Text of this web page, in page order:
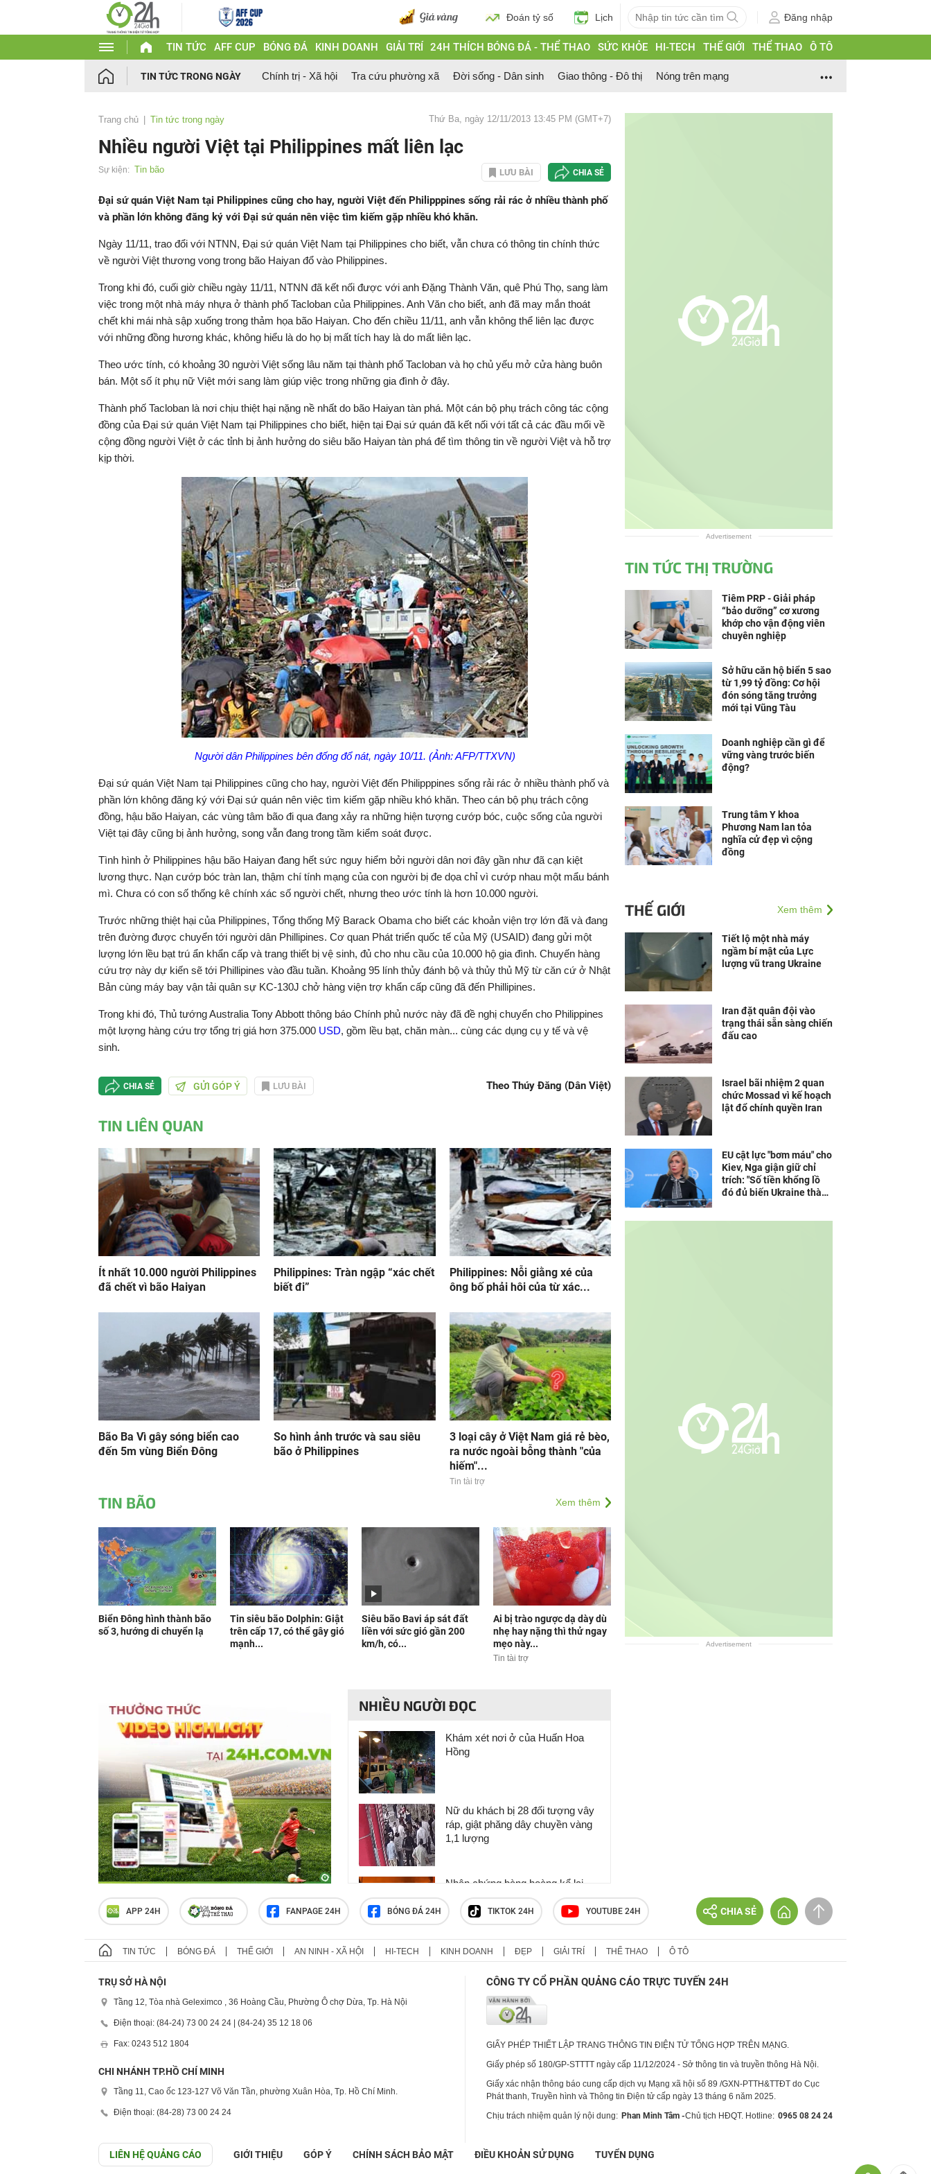
Đoán tỷ số Lịch Đăng nhập
TIN TỨC AFF CUP BÓNG ĐÁ KINH DOANH GIẢI TRÍ 24H THÍCH BÓNG ĐÁ - THỂ THAO SỨC KHỎE HI-TECH THẾ GIỚI THỂ THAO Ô TÔ
TIN TỨC TRONG NGÀY Chính trị - Xã hội Tra cứu phường xã Đời sống - Dân sinh Giao thông - Đô thị Nóng trên mạng
Trang chủ Tin tức trong ngày Thứ Ba, ngày 12/11/2013 13:45 PM (GMT+7)
Nhiều người Việt tại Philippines mất liên lạc
Sự kiện: Tin bão LƯU BÀI CHIA SẺ
Đại sứ quán Việt Nam tại Philippines cũng cho hay, người Việt đến Philipppines sống rải rác ở nhiều thành phố
và phần lớn không đăng ký với Đại sứ quán nên việc tìm kiếm gặp nhiều khó khăn.
Ngày 11/11, trao đổi với NTNN, Đại sứ quán Việt Nam tại Philippines cho biết, vẫn chưa có thông tin chính thức
về người Việt thương vong trong bão Haiyan đổ vào Philippines.
Trong khi đó, cuối giờ chiều ngày 11/11, NTNN đã kết nối được với anh Đặng Thành Văn, quê Phú Thọ, sang làm
việc trong một nhà máy nhựa ở thành phố Tacloban của Philippines. Anh Văn cho biết, anh đã may mắn thoát
chết khi mái nhà sập xuống trong thảm họa bão Haiyan. Cho đến chiều 11/11, anh vẫn không thể liên lạc được
với những đồng hương khác, không hiểu là do họ bị mất tích hay là do mất liên lạc.
Theo ước tính, có khoảng 30 người Việt sống lâu năm tại thành phố Tacloban và họ chủ yếu mở cửa hàng buôn
bán. Một số ít phụ nữ Việt mới sang làm giúp việc trong những gia đình ở đây.
Thành phố Tacloban là nơi chịu thiệt hại nặng nề nhất do bão Haiyan tàn phá. Một cán bộ phụ trách công tác cộng
đồng của Đại sứ quán Việt Nam tại Philippines cho biết, hiện tại Đại sứ quán đã kết nối với tất cả các đầu mối về
cộng đồng người Việt ở các tỉnh bị ảnh hưởng do siêu bão Haiyan tàn phá để tìm thông tin về người Việt và hỗ trợ
kịp thời.
Người dân Philippines bên đống đổ nát, ngày 10/11. (Ảnh: AFP/TTXVN)
Đại sứ quán Việt Nam tại Philippines cũng cho hay, người Việt đến Philipppines sống rải rác ở nhiều thành phố và
phần lớn không đăng ký với Đại sứ quán nên việc tìm kiếm gặp nhiều khó khăn. Theo cán bộ phụ trách cộng
đồng, hậu bão Haiyan, các vùng tâm bão đi qua đang xảy ra những hiện tượng cướp bóc, cuộc sống của người
Việt tại đây cũng bị ảnh hưởng, song vẫn đang trong tầm kiểm soát được.
Tình hình ở Philippines hậu bão Haiyan đang hết sức nguy hiểm bởi người dân nơi đây gần như đã cạn kiệt
lương thực. Nạn cướp bóc tràn lan, thậm chí tính mạng của con người bị đe dọa chỉ vì cướp nhau một mẩu bánh
mì. Chưa có con số thống kê chính xác số người chết, nhưng theo ước tính là hơn 10.000 người.
Trước những thiệt hại của Philippines, Tổng thống Mỹ Barack Obama cho biết các khoản viện trợ lớn đã và đang
trên đường được chuyển tới người dân Phillipines. Cơ quan Phát triển quốc tế của Mỹ (USAID) đang gửi một
lượng lớn lều bạt trú ẩn khẩn cấp và trang thiết bị vệ sinh, đủ cho nhu cầu của 10.000 hộ gia đình. Chuyến hàng
cứu trợ này dự kiến sẽ tới Phillipines vào đầu tuần. Khoảng 95 lính thủy đánh bộ và thủy thủ Mỹ từ căn cứ ở Nhật
Bản cùng máy bay vận tải quân sự KC-130J chở hàng viện trợ khẩn cấp cũng đã đến Phillipines.
Trong khi đó, Thủ tướng Australia Tony Abbott thông báo Chính phủ nước này đã đề nghị chuyển cho Philippines
một lượng hàng cứu trợ tổng trị giá hơn 375.000 USD, gồm lều bạt, chăn màn... cùng các dụng cụ y tế và vệ
sinh.
CHIA SẺ GỬI GÓP Ý LƯU BÀI Theo Thúy Đăng (Dân Việt)
TIN LIÊN QUAN
Ít nhất 10.000 người Philippines
đã chết vì bão Haiyan
Philippines: Tràn ngập “xác chết
biết đi”
Philippines: Nỗi giằng xé của
ông bố phải hôi của từ xác...
Bão Ba Vì gây sóng biển cao
đến 5m vùng Biển Đông
So hình ảnh trước và sau siêu
bão ở Philippines
3 loại cây ở Việt Nam giá rẻ bèo,
ra nước ngoài bỗng thành "của
hiếm"...
Tin tài trợ
TIN BÃO Xem thêm
Biển Đông hình thành bão
số 3, hướng di chuyển lạ
Tin siêu bão Dolphin: Giật
trên cấp 17, có thể gây gió
mạnh...
Siêu bão Bavi áp sát đất
liền với sức gió gần 200
km/h, có...
Ai bị trào ngược dạ dày dù
nhẹ hay nặng thì thử ngay
mẹo này...
Tin tài trợ
NHIỀU NGƯỜI ĐỌC
Khám xét nơi ở của Huấn Hoa
Hồng
Nữ du khách bị 28 đối tượng vây
ráp, giật phăng dây chuyền vàng
1,1 lượng
Nhân chứng bàng hoàng kể lại
khoảnh khắc chợ Biên Hòa bốc
cháy
Huấn Hoa Hồng sở hữu hệ sinh
khiến nhiều người choáng ngợp
Advertisement
TIN TỨC THỊ TRƯỜNG
Tiêm PRP - Giải pháp
“bảo dưỡng” cơ xương
khớp cho vận động viên
chuyên nghiệp
Sở hữu căn hộ biển 5 sao
từ 1,99 tỷ đồng: Cơ hội
đón sóng tăng trưởng
mới tại Vũng Tàu
Doanh nghiệp cần gì để
vững vàng trước biến
động?
Trung tâm Y khoa
Phương Nam lan tỏa
nghĩa cử đẹp vì cộng
đồng
THẾ GIỚI Xem thêm
Tiết lộ một nhà máy
ngầm bí mật của Lực
lượng vũ trang Ukraine
Iran đặt quân đội vào
trạng thái sẵn sàng chiến
đấu cao
Israel bãi nhiệm 2 quan
chức Mossad vì kế hoạch
lật đổ chính quyền Iran
EU cật lực "bơm máu" cho
Kiev, Nga giận giữ chỉ
trích: "Số tiền khổng lồ
đó đủ biến Ukraine thành
Advertisement
APP 24H FANPAGE 24H BÓNG ĐÁ 24H TIKTOK 24H YOUTUBE 24H CHIA SẺ
TIN TỨC BÓNG ĐÁ THẾ GIỚI AN NINH - XÃ HỘI HI-TECH KINH DOANH ĐẸP GIẢI TRÍ THỂ THAO Ô TÔ
TRỤ SỞ HÀ NỘI
Tầng 12, Tòa nhà Geleximco , 36 Hoàng Cầu, Phường Ô chợ Dừa, Tp. Hà Nội
Điện thoại: (84-24) 73 00 24 24 | (84-24) 35 12 18 06
Fax: 0243 512 1804
CHI NHÁNH TP.HỒ CHÍ MINH
Tầng 11, Cao ốc 123-127 Võ Văn Tần, phường Xuân Hòa, Tp. Hồ Chí Minh.
Điện thoại: (84-28) 73 00 24 24
CÔNG TY CỔ PHẦN QUẢNG CÁO TRỰC TUYẾN 24H
GIẤY PHÉP THIẾT LẬP TRANG THÔNG TIN ĐIỆN TỬ TỔNG HỢP TRÊN MẠNG.
Giấy phép số 180/GP-STTTT ngày cấp 11/12/2024 - Sở thông tin và truyền thông Hà Nội.
Giấy xác nhận thông báo cung cấp dịch vụ Mạng xã hội số 89 /GXN-PTTH&TTĐT do Cục
Phát thanh, Truyền hình và Thông tin Điện tử cấp ngày 13 tháng 6 năm 2025.
Chịu trách nhiệm quản lý nội dung: Phan Minh Tâm -Chủ tịch HĐQT. Hotline: 0965 08 24 24
LIÊN HỆ QUẢNG CÁO GIỚI THIỆU GÓP Ý CHÍNH SÁCH BẢO MẬT ĐIỀU KHOẢN SỬ DỤNG TUYỂN DỤNG